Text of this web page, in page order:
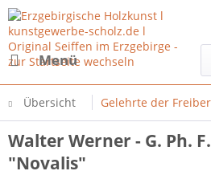
Menü
Übersicht Gelehrte der
Walter Werner - G. Ph.
"Novalis"